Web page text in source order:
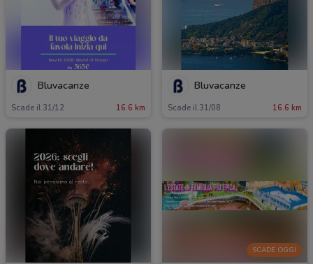
Bluvacanze
Scade il 31/12 16.6 km
Bluvacanze
Scade il 31/08 16.6 km
SCADE OGGI